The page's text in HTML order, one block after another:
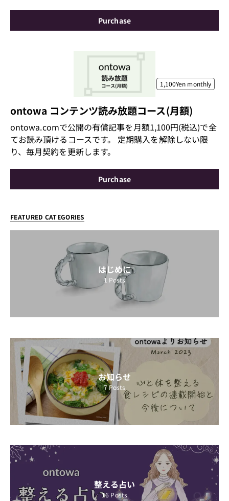
Purchase
1,100Yen monthly
ontowa コンテンツ読み放題コース(月額)
ontowa.comで公開の有償記事を月額1,100円(税込)で全
てお読み頂けるコースです。 定期購入を解除しない限
り、毎月契約を更新します。
Purchase
FEATURED CATEGORIES
はじめに
1 Posts
お知らせ
7Posts
整える占い
16 Posts